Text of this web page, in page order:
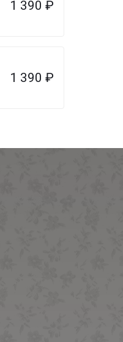
1 390 ₽
1 390 ₽